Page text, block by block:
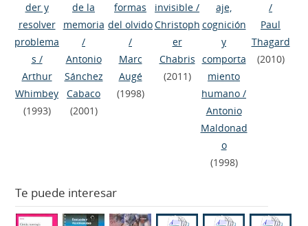
der y
resolver
problema
s /
Arthur
Whimbey
(1993)
de la
memoria
/
Antonio
Sánchez
Cabaco
(2001)
formas
del olvido
/
Marc
Augé
(1998)
invisible /
Christoph
er
Chabris
(2011)
aje,
cognición
y
comporta
miento
humano /
Antonio
Maldonad
o
(1998)
/
Paul
Thagard
(2010)
Te puede interesar